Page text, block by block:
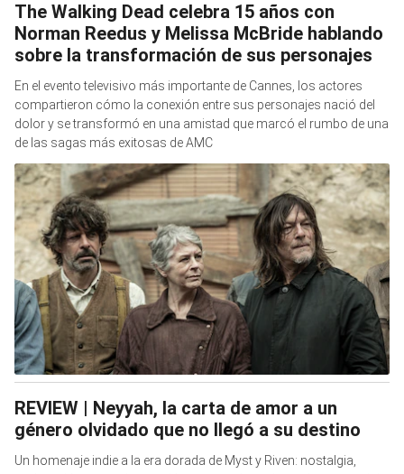
The Walking Dead celebra 15 años con
Norman Reedus y Melissa McBride hablando
sobre la transformación de sus personajes
En el evento televisivo más importante de Cannes, los actores
compartieron cómo la conexión entre sus personajes nació del
dolor y se transformó en una amistad que marcó el rumbo de una
de las sagas más exitosas de AMC
REVIEW | Neyyah, la carta de amor a un
género olvidado que no llegó a su destino
Un homenaje indie a la era dorada de Myst y Riven: nostalgia,